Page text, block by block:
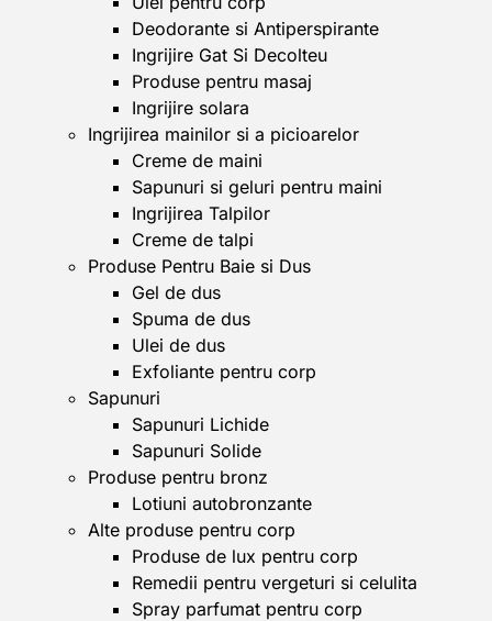
Deodorante si Antiperspirante
Ingrijire Gat Si Decolteu
Produse pentru masaj
Ingrijire solara
Ingrijirea mainilor si a picioarelor
Creme de maini
Sapunuri si geluri pentru maini
Ingrijirea Talpilor
Creme de talpi
Produse Pentru Baie si Dus
Gel de dus
Spuma de dus
Ulei de dus
Exfoliante pentru corp
Sapunuri
Sapunuri Lichide
Sapunuri Solide
Produse pentru bronz
Lotiuni autobronzante
Alte produse pentru corp
Produse de lux pentru corp
Remedii pentru vergeturi si celulita
Spray parfumat pentru corp